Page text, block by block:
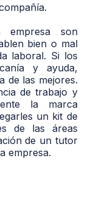
empresa son
bien o mal
laboral. Si los
y ayuda,
de las mejores.
de trabajo y
la marca
un kit de
de las áreas
de un tutor
empresa.